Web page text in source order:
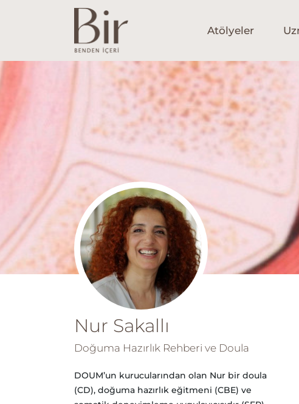
Atölyeler
Nur Sakallı
Doğuma Hazırlık Rehberi ve Doula
DOUM’un kurucularından olan Nur bir doula
(CD), doğuma hazırlık eğitmeni (CBE) ve